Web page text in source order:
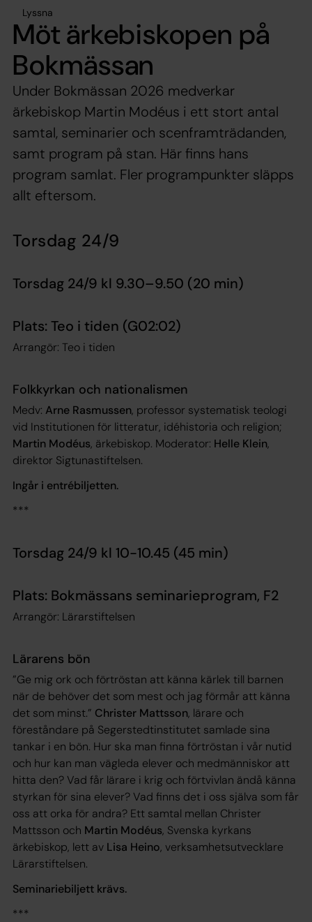
Lyssna
Möt ärkebiskopen på
Bokmässan
Under Bokmässan 2026 medverkar
ärkebiskop Martin Modéus i ett stort antal
samtal, seminarier och scenframträdanden,
samt program på stan. Här finns hans
program samlat. Fler programpunkter släpps
allt eftersom.
Torsdag 24/9
Torsdag 24/9 kl 9.30–9.50 (20 min)
Plats: Teo i tiden (G02:02)
Arrangör: Teo i tiden
Folkkyrkan och nationalismen
Medv: Arne Rasmussen, professor systematisk teologi
vid Institutionen för litteratur, idéhistoria och religion;
Martin Modéus, ärkebiskop. Moderator: Helle Klein,
direktor Sigtunastiftelsen.
Ingår i entrébiljetten.
***
Torsdag 24/9 kl 10-10.45 (45 min)
Plats: Bokmässans seminarieprogram, F2
Arrangör: Lärarstiftelsen
Lärarens bön
”Ge mig ork och förtröstan att känna kärlek till barnen
när de behöver det som mest och jag förmår att känna
det som minst.” Christer Mattsson, lärare och
föreståndare på Segerstedtinstitutet samlade sina
tankar i en bön. Hur ska man finna förtröstan i vår nutid
och hur kan man vägleda elever och medmänniskor att
hitta den? Vad får lärare i krig och förtvivlan ändå känna
styrkan för sina elever? Vad finns det i oss själva som får
oss att orka för andra? Ett samtal mellan Christer
Mattsson och Martin Modéus, Svenska kyrkans
ärkebiskop, lett av Lisa Heino, verksamhetsutvecklare
Lärarstiftelsen.
Seminariebiljett krävs.
***